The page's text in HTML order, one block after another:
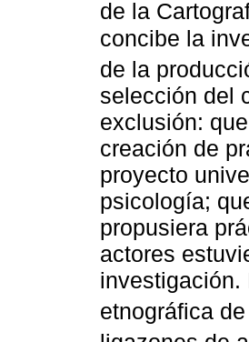
de la
concibe la
de la
selección del
exclusión:
creación de
proyecto
psicología;
propusiera
actores
investigación.
etnográfica